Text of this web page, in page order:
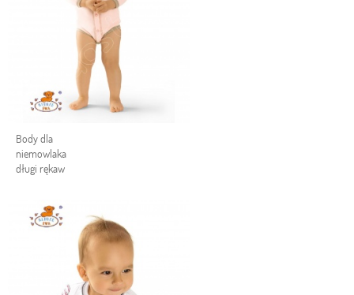
Body dla
niemowlaka
długi rękaw